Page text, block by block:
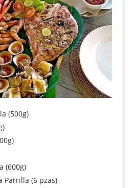
(500g)
(600g)
Parrilla (6 pzas)